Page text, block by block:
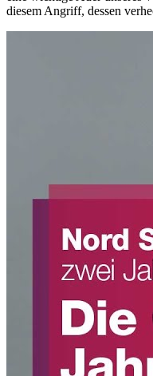
diesem Angriff, dessen